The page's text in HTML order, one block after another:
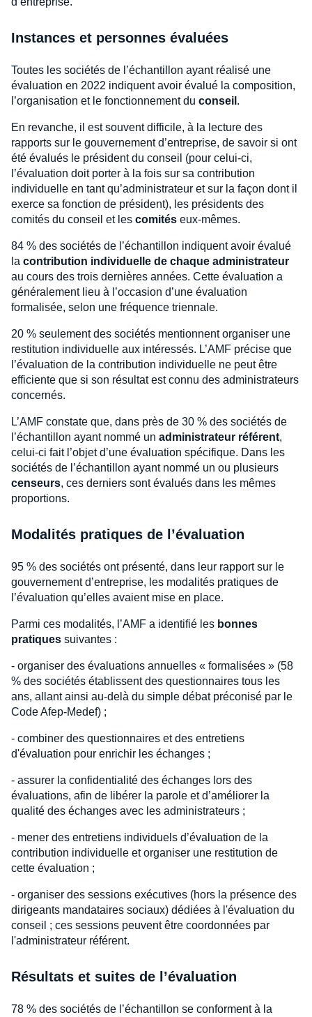
Instances et personnes évaluées
Toutes les sociétés de l’échantillon ayant réalisé une
évaluation en 2022 indiquent avoir évalué la composition,
l’organisation et le fonctionnement du conseil .
En revanche, il est souvent difficile, à la lecture des
rapports sur le gouvernement d’entreprise, de savoir si ont
été évalués le président du conseil (pour celui-ci,
l’évaluation doit porter à la fois sur sa contribution
individuelle en tant qu’administrateur et sur la façon dont il
exerce sa fonction de président), les présidents des
comités du conseil et les comités eux-mêmes.
84 % des sociétés de l’échantillon indiquent avoir évalué
la contribution individuelle de chaque administrateur
au cours des trois dernières années. Cette évaluation a
généralement lieu à l’occasion d’une évaluation
formalisée, selon une fréquence triennale.
20 % seulement des sociétés mentionnent organiser une
restitution individuelle aux intéressés. L’AMF précise que
l’évaluation de la contribution individuelle ne peut être
efficiente que si son résultat est connu des administrateurs
concernés.
L’AMF constate que, dans près de 30 % des sociétés de
l’échantillon ayant nommé un administrateur référent,
celui-ci fait l’objet d’une évaluation spécifique. Dans les
sociétés de l’échantillon ayant nommé un ou plusieurs
censeurs, ces derniers sont évalués dans les mêmes
proportions.
Modalités pratiques de l’évaluation
95 % des sociétés ont présenté, dans leur rapport sur le
gouvernement d’entreprise, les modalités pratiques de
l’évaluation qu’elles avaient mise en place.
Parmi ces modalités, l’AMF a identifié les bonnes
pratiques suivantes :
- organiser des évaluations annuelles « formalisées » (58
% des sociétés établissent des questionnaires tous les
ans, allant ainsi au-delà du simple débat préconisé par le
Code Afep-Medef) ;
- combiner des questionnaires et des entretiens
d'évaluation pour enrichir les échanges ;
- assurer la confidentialité des échanges lors des
évaluations, afin de libérer la parole et d’améliorer la
qualité des échanges avec les administrateurs ;
- mener des entretiens individuels d’évaluation de la
contribution individuelle et organiser une restitution de
cette évaluation ;
- organiser des sessions exécutives (hors la présence des
dirigeants mandataires sociaux) dédiées à l'évaluation du
conseil ; ces sessions peuvent être coordonnées par
l'administrateur référent.
Résultats et suites de l’évaluation
78 % des sociétés de l’échantillon se conforment à la